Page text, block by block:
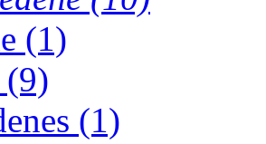
(1)
(1)